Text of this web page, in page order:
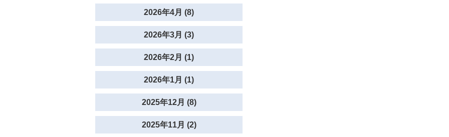
2026年4月 (8)
2026年3月 (3)
2026年2月 (1)
2026年1月 (1)
2025年12月 (8)
2025年11月 (2)